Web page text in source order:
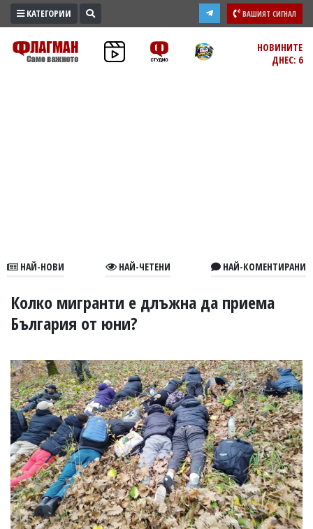
ПРОМО
ЗОНА
В
УКРАЙНА
РАЗСЛЕДВАНЕ
БИЗНЕС
ЮГ
Управители:
Веселин
Василев,
email:
v.vasilev@flagman.bg
Катя
Касабова,
КАТЕГОРИИ ВАШИЯТ СИГНАЛ
НОВИНИТЕ
ДНЕС: 6
НАЙ-НОВИ НАЙ-ЧЕТЕНИ НАЙ-КОМЕНТИРАНИ
Колко мигранти е длъжна да приема
България от юни?